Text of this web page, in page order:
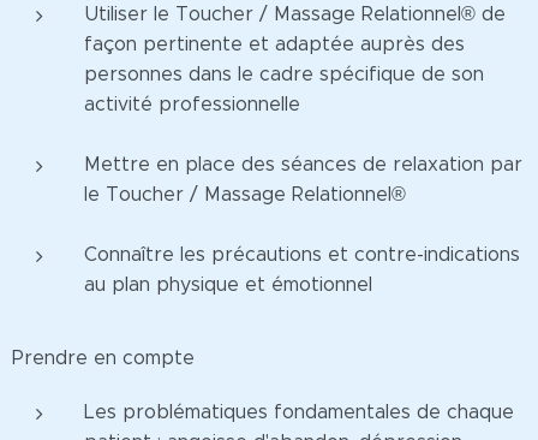
Utiliser le Toucher / Massage Relationnel® de
façon pertinente et adaptée auprès des
personnes dans le cadre spécifique de son
activité professionnelle
Mettre en place des séances de relaxation par
le Toucher / Massage Relationnel®
Connaître les précautions et contre-indications
au plan physique et émotionnel
Prendre en compte
Les problématiques fondamentales de chaque